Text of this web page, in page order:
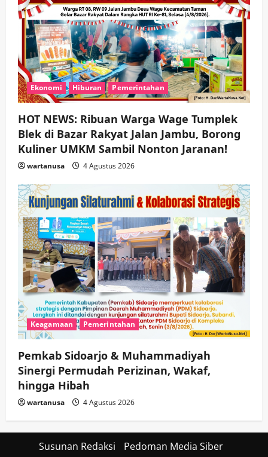
Ekonomi Hiburan Pemerintahan
HOT NEWS: Ribuan Warga Wage Tumplek
Blek di Bazar Rakyat Jalan Jambu, Borong
Kuliner UMKM Sambil Nonton Jaranan!
wartanusa 4 Agustus 2026
Keagamaan Pemerintahan
Pemkab Sidoarjo & Muhammadiyah
Sinergi Permudah Perizinan, Wakaf,
hingga Hibah
wartanusa 4 Agustus 2026
Susunan Redaksi
Pedoman Media Siber